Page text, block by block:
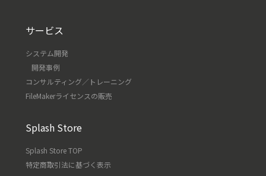
サービス
システム開発
開発事例
コンサルティング／トレーニング
FileMakerライセンスの販売
Splash Store
Splash Store TOP
特定商取引法に基づく表示